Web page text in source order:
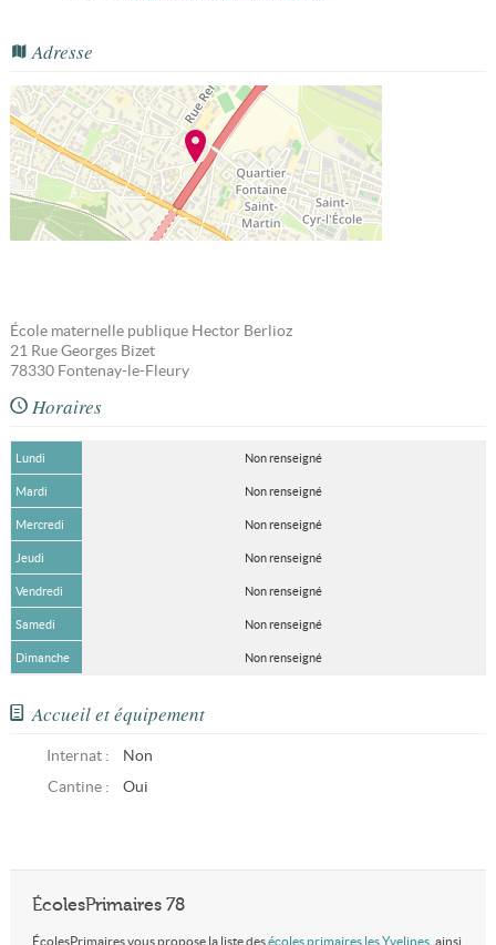
Adresse
École maternelle publique Hector Berlioz
21 Rue Georges Bizet
78330 Fontenay-le-Fleury
Horaires
Lundi Non renseigné
Mardi Non renseigné
Mercredi Non renseigné
Jeudi Non renseigné
Vendredi Non renseigné
Samedi Non renseigné
Dimanche Non renseigné
Accueil et équipement
Internat :
Non
Cantine :
Oui
ÉcolesPrimaires 78
ÉcolesPrimaires vous propose la liste desécoles primaires les Yvelines, ainsi